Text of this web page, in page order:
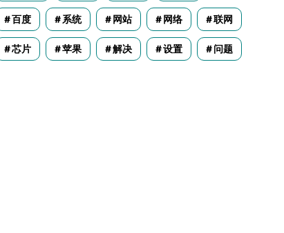
百度 系统 网站 网络 联网
芯片 苹果 解决 设置 问题